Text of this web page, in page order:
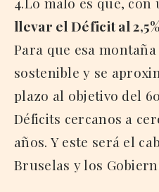
llevar el Déficit al
Para que esa
sostenible y se
plazo al objetivo del
Déficits cercanos a
años. Y este será el
Bruselas y los